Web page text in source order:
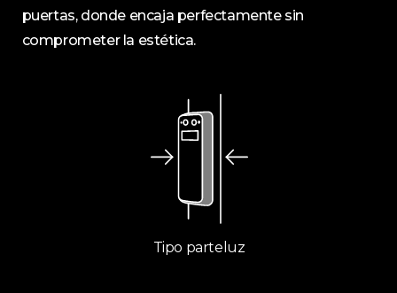
puertas, donde encaja perfectamente sin
comprometer la estética.​
Tipo parteluz​